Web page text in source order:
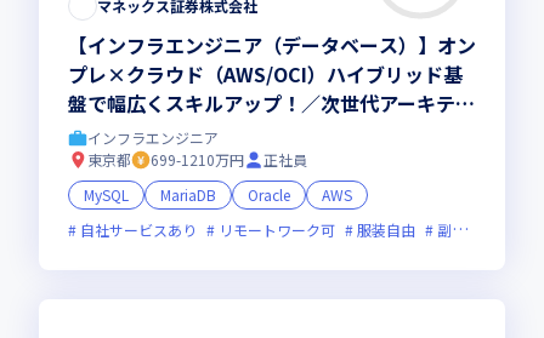
マネックス証券株式会社
【インフラエンジニア（データベース）】オン
プレ×クラウド（AWS/OCI）ハイブリッド基
盤で幅広くスキルアップ！／次世代アーキテク
チャの企画に挑戦／裁量◎／在宅フレックスO
K
インフラエンジニア
東京都
699-1210万円
正社員
MySQL
MariaDB Oracle
AWS
自社サービスあり
リモートワーク可 服装自由 副業可